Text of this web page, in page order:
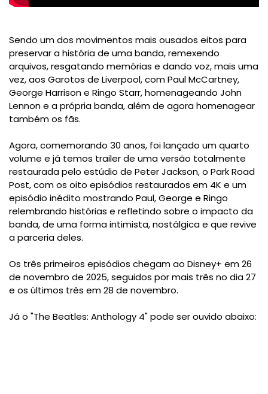
Sendo um dos movimentos mais ousados eitos para
preservar a história de uma banda, remexendo
arquivos, resgatando memórias e dando voz, mais uma
vez, aos Garotos de Liverpool, com Paul McCartney,
George Harrison e Ringo Starr, homenageando John
Lennon e a própria banda, além de agora homenagear
também os fãs.
Agora, comemorando 30 anos, foi lançado um quarto
volume e já temos trailer de uma versão totalmente
restaurada pelo estúdio de Peter Jackson, o Park Road
Post, com os oito episódios restaurados em 4K e um
episódio inédito mostrando Paul, George e Ringo
relembrando histórias e refletindo sobre o impacto da
banda, de uma forma intimista, nostálgica e que revive
a parceria deles.
Os três primeiros episódios chegam ao Disney+ em 26
de novembro de 2025, seguidos por mais três no dia 27
e os últimos três em 28 de novembro.
Já o "The Beatles: Anthology 4" pode ser ouvido abaixo: